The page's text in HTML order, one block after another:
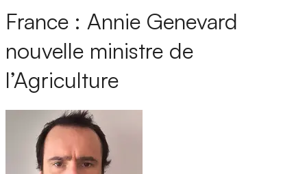
France : Annie Genevard
nouvelle ministre de
l’Agriculture